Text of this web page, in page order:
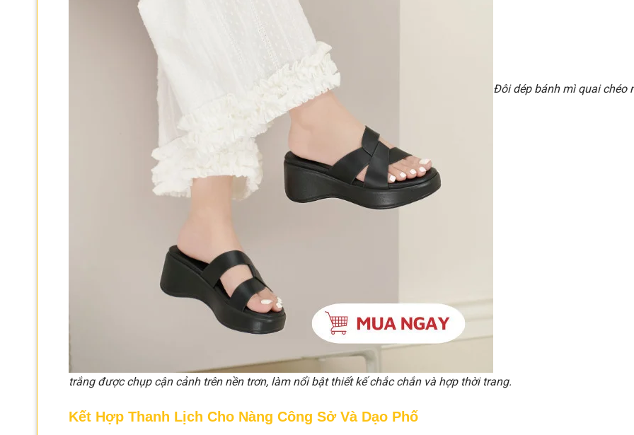
Đôi dép bánh mì quai chéo
trắng được chụp cận cảnh trên nền trơn, làm nổi bật thiết kế chắc chắn và hợp thời trang.
Kết Hợp Thanh Lịch Cho Nàng Công Sở Và Dạo Phố